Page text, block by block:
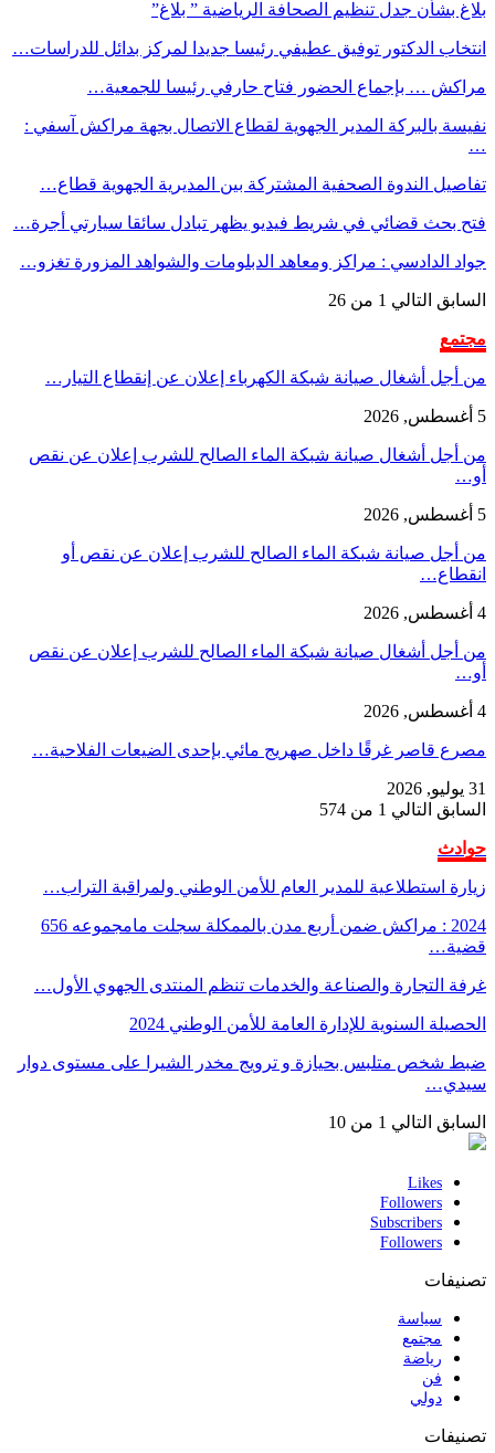
بلاغ بشأن جدل تنظيم الصحافة الرياضية ” بلاغ”
انتخاب الدكتور توفيق عطيفي رئيسا جديدا لمركز بدائل للدراسات…
مراكش … بإجماع الحضور فتاح حارفي رئيسا للجمعية…
نفيسة بالبركة المدير الجهوية لقطاع الاتصال بجهة مراكش آسفي :
…
تفاصيل الندوة الصحفية المشتركة بين المديرية الجهوية قطاع…
فتح بحث قضائي في شريط فيديو يظهر تبادل سائقا سيارتي أجرة…
جواد الدادسي : مراكز ومعاهد الدبلومات والشواهد المزورة تغزو…
السابق التالي 1 من 26
مجتمع
من أجل أشغال صيانة شبكة الكهرباء إعلان عن إنقطاع التيار…
5 أغسطس, 2026
من أجل أشغال صيانة شبكة الماء الصالح للشرب إعلان عن نقص
أو…
5 أغسطس, 2026
من أجل صيانة شبكة الماء الصالح للشرب إعلان عن نقص أو
انقطاع…
4 أغسطس, 2026
من أجل أشغال صيانة شبكة الماء الصالح للشرب إعلان عن نقص
أو…
4 أغسطس, 2026
مصرع قاصر غرقًا داخل صهريج مائي بإحدى الضيعات الفلاحية…
31 يوليو, 2026
السابق التالي 1 من 574
حوادث
زيارة استطلاعية للمدير العام للأمن الوطني ولمراقبة التراب…
2024 : مراكش ضمن أربع مدن بالممكلة سجلت مامجموعه 656
قضية…
غرفة التجارة والصناعة والخدمات تنظم المنتدى الجهوي الأول…
الحصيلة السنوية للإدارة العامة للأمن الوطني 2024
ضبط شخص متلبس بحيازة و ترويج مخدر الشيرا على مستوى دوار
سيدي…
السابق التالي 1 من 10
Likes
Followers
Subscribers
Followers
تصنيفات
سياسة
مجتمع
رياضة
فن
دولي
تصنيفات